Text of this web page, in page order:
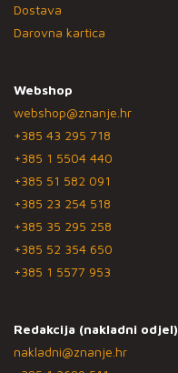
Dostava
Darovna kartica
Webshop
webshop@znanje.hr
+385 43 295 718
+385 1 5504 440
+385 51 582 091
+385 23 254 518
+385 35 295 258
+385 52 354 650
+385 1 5577 953
Redakcija (nakladni odjel)
nakladni@znanje.hr